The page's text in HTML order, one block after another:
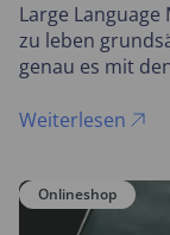
Large
zu leben
genau es mit
Weiterlesen
Onlineshop